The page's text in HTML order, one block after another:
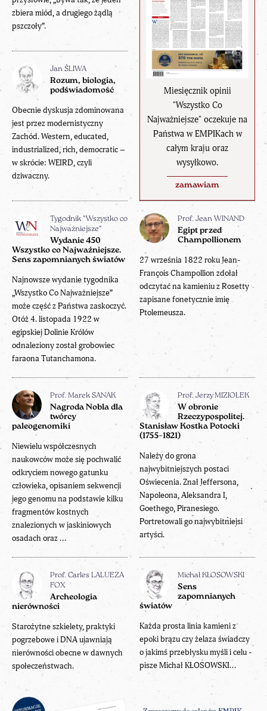
Miesięcznik opinii
"Wszystko Co
Najważniejsze" oczekuje na
Państwa w EMPIKach w
całym kraju oraz
wysyłkowo.
zamawiam
zbiera miód, a drugiego żądlą
pszczoły”.
Jan ŚLIWA
Rozum, biologia,
podświadomość
Obecnie dyskusja zdominowana
jest przez modernistyczny
Zachód. Western, educated,
industrialized, rich, democratic –
w skrócie: WEIRD, czyli
dziwaczny.
Tygodnik "Wszystko co
Najważniejsze"
Wydanie 450
Wszystko co Najważniejsze.
Sens zapomnianych światów
Najnowsze wydanie tygodnika
„Wszystko Co Najważniejsze”
może część z Państwa zaskoczyć.
Otóż 4. listopada 1922 w
egipskiej Dolinie Królów
odnaleziony został grobowiec
faraona Tutanchamona.
Prof. Jean WINAND
Egipt przed
Champollionem
27 września 1822 roku Jean-
François Champollion zdołał
odczytać na kamieniu z Rosetty
zapisane fonetycznie imię
Ptolemeusza.
Prof. Marek SANAK
Nagroda Nobla dla
twórcy
paleogenomiki
Niewielu współczesnych
naukowców może się pochwalić
odkryciem nowego gatunku
człowieka, opisaniem sekwencji
jego genomu na podstawie kilku
fragmentów kostnych
znalezionych w jaskiniowych
osadach oraz ...
Prof. Jerzy MIZIOŁEK
W obronie
Rzeczypospolitej.
Stanisław Kostka Potocki
(1755–1821)
Należy do grona
najwybitniejszych postaci
Oświecenia. Znał Jeffersona,
Napoleona, Aleksandra I,
Goethego, Piranesiego.
Portretowali go najwybitniejsi
artyści.
Prof. Carles LALUEZA
FOX
Archeologia
nierówności
Starożytne szkielety, praktyki
pogrzebowe i DNA ujawniają
nierówności obecne w dawnych
społeczeństwach.
Michał KŁOSOWSKI
Sens
zapomnianych
światów
Każda prosta linia kamieni z
epoki brązu czy żelaza świadczy
o jakimś przebłysku myśli i celu -
pisze Michał KŁOSOWSKI...